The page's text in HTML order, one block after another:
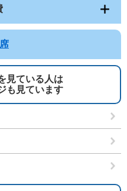
見ている人は
も見ています